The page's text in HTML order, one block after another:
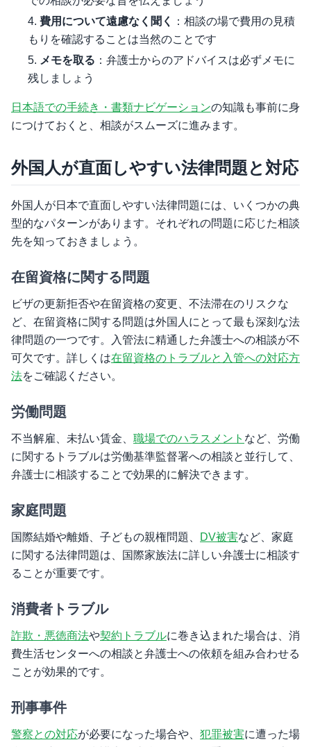
費用について遠慮なく聞く
：相談の場で費用の見積
もりを確認することは当然のことです
メモを取る ：弁護士からのアドバイスは必ずメモに
残しましょう
日本語での手続き・書類ナビゲーションの知識も事前に身
につけておくと、相談がスムーズに進みます。
外国人が直面しやすい法律問題と対応
外国人が日本で直面しやすい法律問題には、いくつかの典
型的なパターンがあります。それぞれの問題に応じた相談
先を知っておきましょう。
在留資格に関する問題
ビザの更新拒否や在留資格の変更、不法滞在のリスクな
ど、在留資格に関する問題は外国人にとって最も深刻な法
律問題の一つです。入管法に精通した弁護士への相談が不
可欠です。詳しくは在留資格のトラブルと入管への対応方
法をご確認ください。
労働問題
不当解雇、未払い賃金、 職場でのハラスメント など、労働
に関するトラブルは労働基準監督署への相談と並行して、
弁護士に相談することで効果的に解決できます。
家庭問題
国際結婚や離婚、子どもの親権問題、 DV被害など、家庭
に関する法律問題は、国際家族法に詳しい弁護士に相談す
ることが重要です。
消費者トラブル
詐欺・悪徳商法や契約トラブルに巻き込まれた場合は、消
費生活センターへの相談と弁護士への依頼を組み合わせる
ことが効果的です。
刑事事件
警察との対応が必要になった場合や、 犯罪被害に遭った場